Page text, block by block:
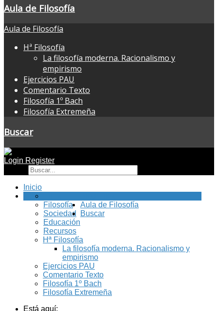
Aula de Filosofía
Aula de Filosofía
Hª Filosofía
La filosofía moderna. Racionalismo y
empirismo
Ejercicios PAU
Comentario Texto
Filosofía 1º Bach
Filosofía Extremeña
Buscar
Login Register
Inicio
Filosofía
Sociedad
Educación
Recursos
Aula de Filosofía
Hª Filosofía
La filosofía moderna. Racionalismo y
empirismo
Ejercicios PAU
Comentario Texto
Filosofía 1º Bach
Filosofía Extremeña
Buscar
Está aquí: